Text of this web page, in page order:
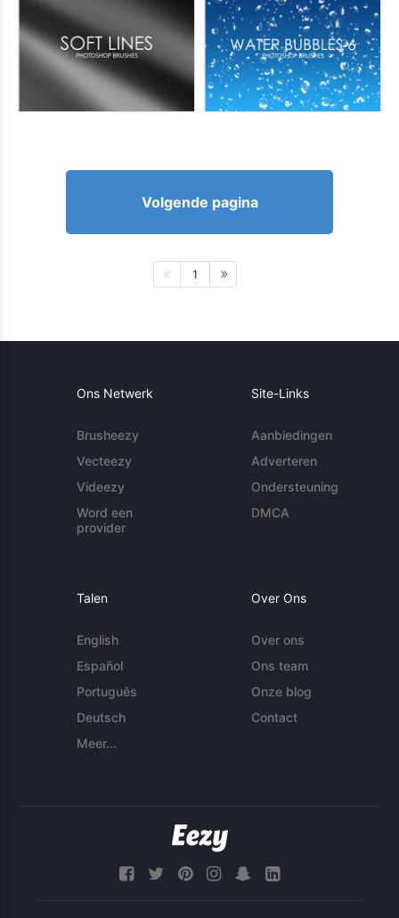
Volgende pagina
1
Ons Netwerk
Brusheezy
Vecteezy
Videezy
Word een
provider
Site-Links
Aanbiedingen
Adverteren
Ondersteuning
DMCA
Talen
English
Español
Português
Deutsch
Meer...
Over Ons
Over ons
Ons team
Onze blog
Contact